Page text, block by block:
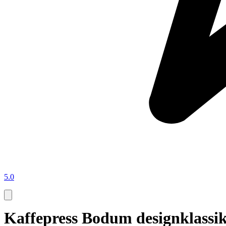
5.0
Kaffepress Bodum